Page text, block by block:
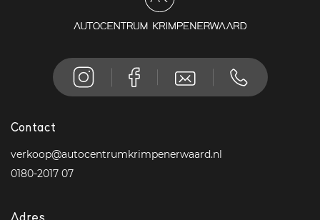
Contact
verkoop@autocentrumkrimpenerwaard.nl
0180-2017 07